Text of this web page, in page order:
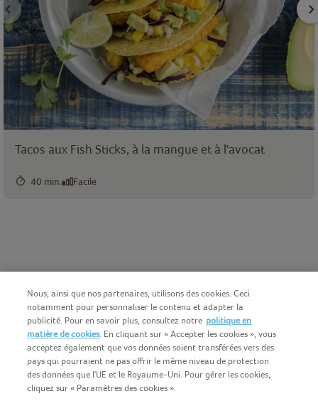
Tacos aux Fish Sticks, à la mangue et à l'avocat
40 min. Facile
Nous, ainsi que nos partenaires, utilisons des cookies. Ceci
notamment pour personnaliser le contenu et adapter la
publicité. Pour en savoir plus, consultez notre politique en
matière de cookies. En cliquant sur « Accepter les cookies », vous
acceptez également que vos données soient transférées vers des
pays qui pourraient ne pas offrir le même niveau de protection
des données que l'UE et le Royaume-Uni. Pour gérer les cookies,
cliquez sur « Paramètres des cookies ».